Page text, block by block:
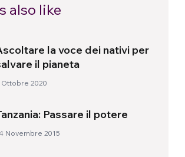
also like
la voce dei nativi per
il pianeta
Ottobre 2020
Passare il potere
Novembre 2015